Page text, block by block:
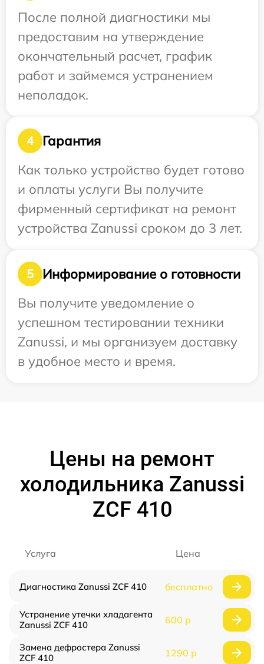
После полной диагностики мы
предоставим на утверждение
окончательный расчет, график
работ и займемся устранением
неполадок.
4
Гарантия
Как только устройство будет готово
и оплаты услуги Вы получите
фирменный сертификат на ремонт
устройства Zanussi сроком до 3 лет.
5
Информирование о готовности
Вы получите уведомление о
успешном тестировании техники
Zanussi, и мы организуем доставку
в удобное место и время.
Цены на ремонт
холодильника Zanussi
ZCF 410
Услуга Цена
Диагностика Zanussi ZCF 410 бесплатно
Устранение утечки хладагента
Zanussi ZCF 410
600 р
Замена дефростера Zanussi
ZCF 410
1290 р